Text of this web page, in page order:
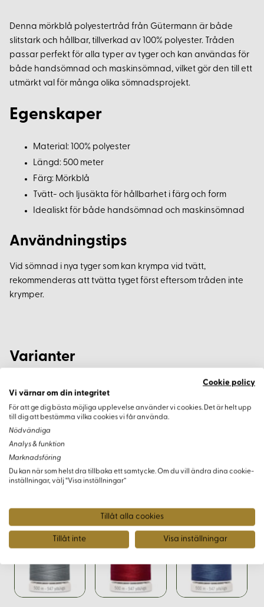
Denna mörkblå polyestertråd från Gütermann är både
slitstark och hållbar, tillverkad av 100% polyester. Tråden
passar perfekt för alla typer av tyger och kan användas för
både handsömnad och maskinsömnad, vilket gör den till ett
utmärkt val för många olika sömnadsprojekt.
Egenskaper
Material: 100% polyester
Längd: 500 meter
Färg: Mörkblå
Tvätt- och ljusäkta för hållbarhet i färg och form
Idealiskt för både handsömnad och maskinsömnad
Användningstips
Vid sömnad i nya tyger som kan krympa vid tvätt,
rekommenderas att tvätta tyget först eftersom tråden inte
krymper.
Varianter
Cookie policy
Vi värnar om din integritet
För att ge dig bästa möjliga upplevelse använder vi cookies. Det är helt upp
till dig att bestämma vilka cookies vi får använda.
Nödvändiga
Analys & funktion
Marknadsföring
Du kan när som helst dra tillbaka ett samtycke. Om du vill ändra dina cookie-
inställningar, välj “Visa inställningar”
Tillåt alla cookies
Tillåt inte Visa inställningar